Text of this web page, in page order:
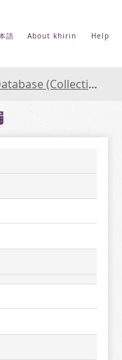
語 About khirin Help
National Museum of Japanese History)